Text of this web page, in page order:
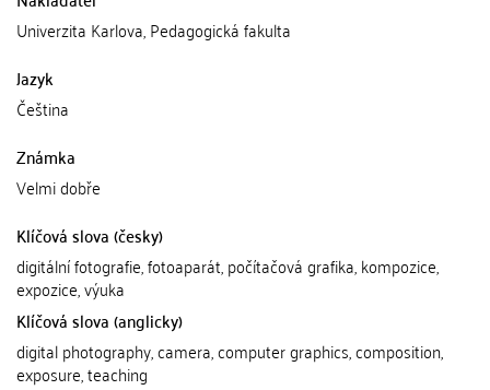
Univerzita Karlova, Pedagogická fakulta
Jazyk
Čeština
Známka
Velmi dobře
Klíčová slova (česky)
digitální fotografie, fotoaparát, počítačová grafika, kompozice,
expozice, výuka
Klíčová slova (anglicky)
digital photography, camera, computer graphics, composition,
exposure, teaching